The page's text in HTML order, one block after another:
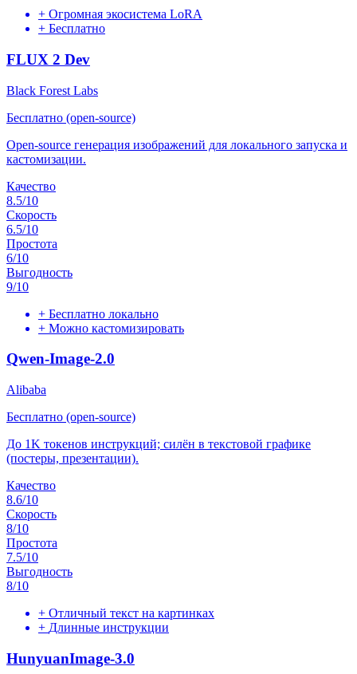
+ Огромная экосистема LoRA
+ Бесплатно
FLUX 2 Dev
Black Forest Labs
Бесплатно (open-source)
Open-source генерация изображений для локального запуска и
кастомизации.
Качество
8.5/10
Скорость
6.5/10
Простота
6/10
Выгодность
9/10
+ Бесплатно локально
+ Можно кастомизировать
Qwen-Image-2.0
Alibaba
Бесплатно (open-source)
До 1K токенов инструкций; силён в текстовой графике
(постеры, презентации).
Качество
8.6/10
Скорость
8/10
Простота
7.5/10
Выгодность
8/10
+ Отличный текст на картинках
+ Длинные инструкции
HunyuanImage-3.0